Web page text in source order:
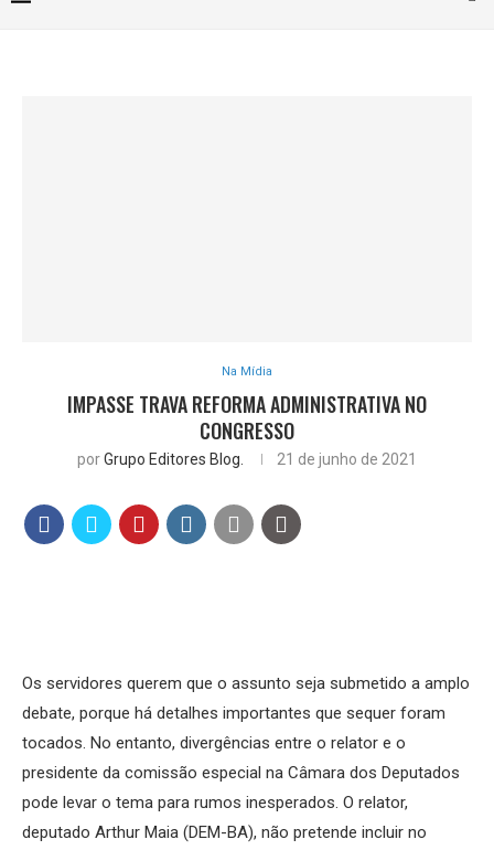
Na Mídia
IMPASSE TRAVA REFORMA ADMINISTRATIVA NO
CONGRESSO
porGrupo Editores Blog. 21 de junho de 2021
Os servidores querem que o assunto seja submetido a amplo
debate, porque há detalhes importantes que sequer foram
tocados. No entanto, divergências entre o relator e o
presidente da comissão especial na Câmara dos Deputados
pode levar o tema para rumos inesperados. O relator,
deputado Arthur Maia (DEM-BA), não pretende incluir no